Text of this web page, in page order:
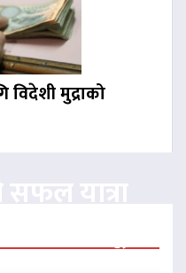
मुद्राको
दिन पूरा